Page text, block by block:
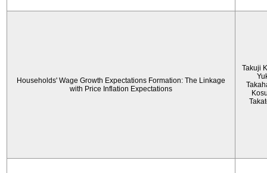
Households' Wage Growth Expectations Formation: The Linkage
with Price Inflation Expectations
Takuji